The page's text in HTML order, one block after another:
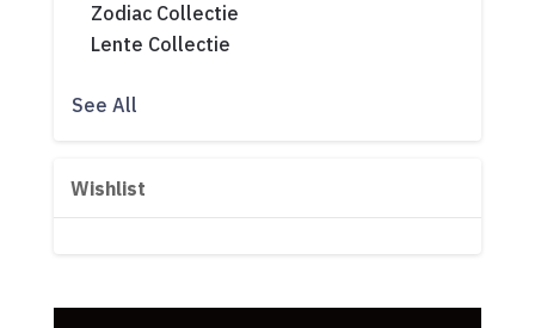
Zodiac Collectie
Lente Collectie
See All
Wishlist